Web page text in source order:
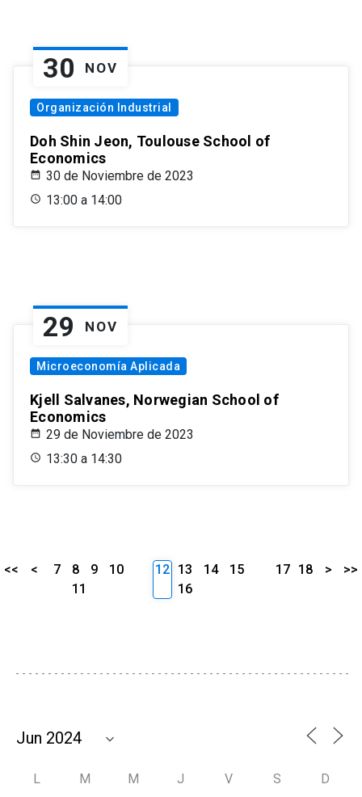
30 NOV
Organización Industrial
Doh Shin Jeon, Toulouse School of
Economics
30 de Noviembre de 2023
13:00 a 14:00
29 NOV
Microeconomía Aplicada
Kjell Salvanes, Norwegian School of
Economics
29 de Noviembre de 2023
13:30 a 14:30
<< < 7 8 9
10
11
12 13 14
15
16
17 18 > >>
L M M J V S D